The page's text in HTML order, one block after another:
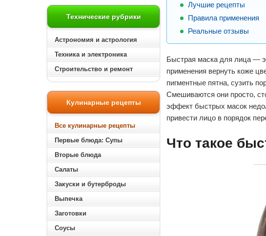
Технические рубрики
Астрономия и астрология
Техника и электроника
Строительство и ремонт
Кулинарные рецепты
Все кулинарные рецепты
Первые блюда: Супы
Вторые блюда
Салаты
Закуски и бутерброды
Выпечка
Заготовки
Соусы
Лучшие рецепты
Правила применения
Реальные отзывы
Быстрая маска для лица —
применения вернуть коже
пигментные пятна, сузить
Смешиваются они просто,
эффект быстрых масок
привести лицо в порядок
Что такое